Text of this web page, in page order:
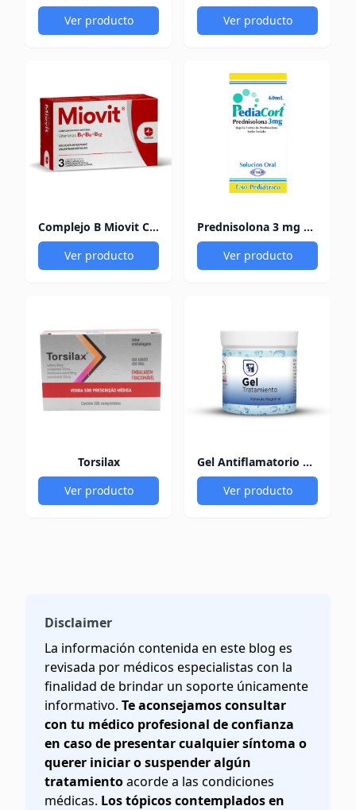
Ver producto
Ver producto
Complejo B Miovit Cofasa
Ver producto
Prednisolona 3 mg Pediacort
Ver producto
Torsilax
Ver producto
Gel Antiflamatorio 60Gr
Ver producto
Disclaimer
La información contenida en este blog es
revisada por médicos especialistas con la
finalidad de brindar un soporte únicamente
informativo. Te aconsejamos consultar
con tu médico profesional de confianza
en caso de presentar cualquier síntoma o
querer iniciar o suspender algún
tratamientoacorde a las condiciones
médicas. Los tópicos contemplados en